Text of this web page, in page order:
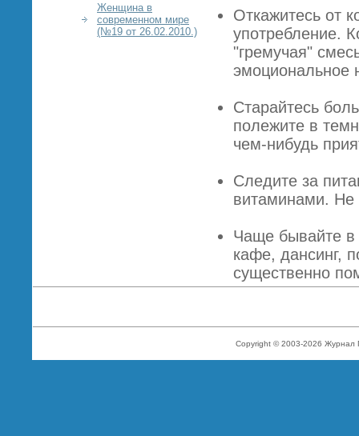
Откажитесь от
употребление.
"гремучая"
эмоциональное
Старайтесь
полежите в
чем-нибудь
Следите за
витаминами. Не
Чаще бывайте в
кафе, дансинг,
существенно
Женщина в
современном мире
(№19 от 26.02.2010.)
Copyright © 2003-2026 Журнал